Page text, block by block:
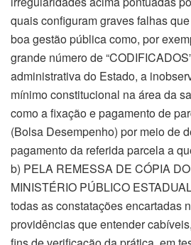
quais configuram graves falhas
boa gestão pública como, por
grande número de
administrativa do Estado, a
mínimo constitucional na área da
como a fixação e pagamento de
(Bolsa Desempenho) por meio de
pagamento da referida parcela a
b) PELA REMESSA DE CÓPIA
MINISTÉRIO PÚBLICO
todas as constatações encartadas
providências que entender